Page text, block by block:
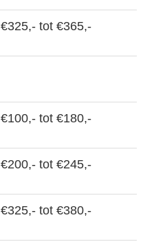
€325,- tot €365,-
€100,- tot €180,-
€200,- tot €245,-
€325,- tot €380,-